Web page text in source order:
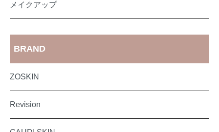
メイクアップ
BRAND
ZOSKIN
Revision